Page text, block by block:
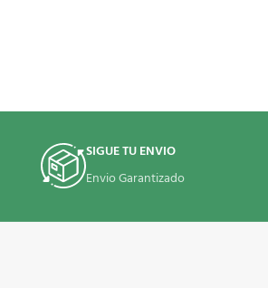
SIGUE TU ENVIO
Envio Garantizado